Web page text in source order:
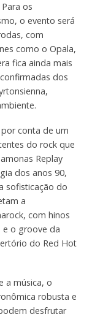
os
o evento será
com
como o Opala,
fica ainda mais
dos
conta de um
do rock que
Replay
dos anos 90,
sofisticação do
a
com hinos
e o groove da
do Red Hot
a música, o
robusta e
desfrutar